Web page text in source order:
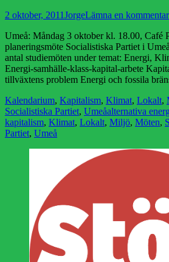
Publicerad
2 oktober, 2011 Författare
JorgeLämna en kommentar
Umeå: Måndag 3 oktober kl. 18.00, Café
planeringsmöte Socialistiska Partiet i
antal studiemöten under temat: Energi,
Energi-samhälle-klass-kapital-arbete
tillväxtens problem Energi och fossila
Kategorier
Kalendarium, Kapitalism, Klimat, Lokalt,
Socialistiska Partiet, UmeåEtiketter
alternativa
kapitalism, Klimat, Lokalt, Miljö, Möten,
Partiet, Umeå